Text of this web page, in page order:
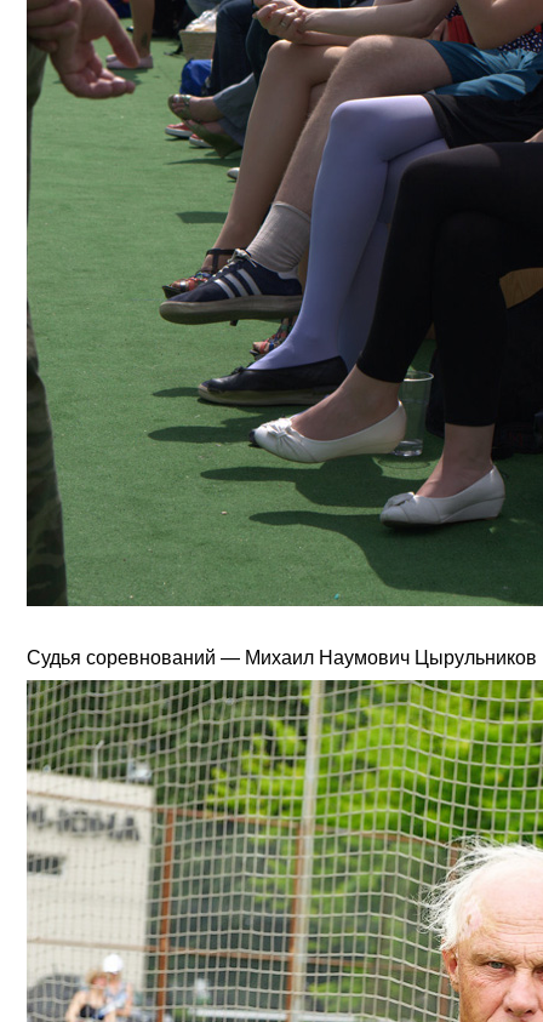
Судья соревнований — Михаил Наумович Цырульников